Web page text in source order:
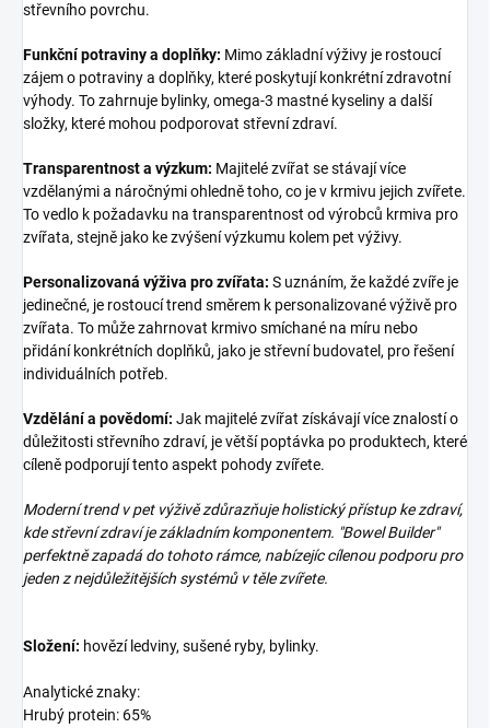
střevního povrchu.
Funkční potraviny a doplňky: Mimo základní výživy je rostoucí
zájem o potraviny a doplňky, které poskytují konkrétní zdravotní
výhody. To zahrnuje bylinky, omega-3 mastné kyseliny a další
složky, které mohou podporovat střevní zdraví.
Transparentnost a výzkum: Majitelé zvířat se stávají více
vzdělanými a náročnými ohledně toho, co je v krmivu jejich zvířete.
To vedlo k požadavku na transparentnost od výrobců krmiva pro
zvířata, stejně jako ke zvýšení výzkumu kolem pet výživy.
Personalizovaná výživa pro zvířata: S uznáním, že každé zvíře je
jedinečné, je rostoucí trend směrem k personalizované výživě pro
zvířata. To může zahrnovat krmivo smíchané na míru nebo
přidání konkrétních doplňků, jako je střevní budovatel, pro řešení
individuálních potřeb.
Vzdělání a povědomí: Jak majitelé zvířat získávají více znalostí o
důležitosti střevního zdraví, je větší poptávka po produktech, které
cíleně podporují tento aspekt pohody zvířete.
Moderní trend v pet výživě zdůrazňuje holistický přístup ke zdraví,
kde střevní zdraví je základním komponentem. "Bowel Builder"
perfektně zapadá do tohoto rámce, nabízejíc cílenou podporu pro
jeden z nejdůležitějších systémů v těle zvířete.
Složení: hovězí ledviny, sušené ryby, bylinky.
Analytické znaky:
Hrubý protein: 65%